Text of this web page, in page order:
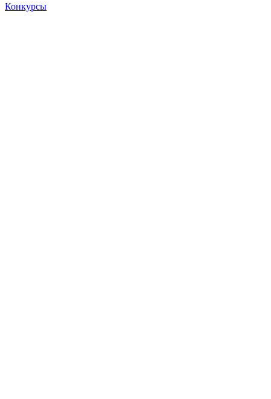
Конкурсы